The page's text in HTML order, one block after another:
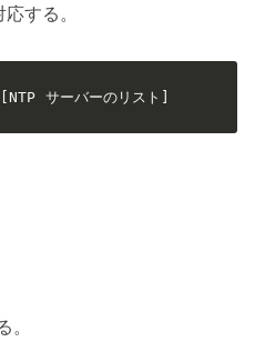
する。
サーバーのリスト]
。